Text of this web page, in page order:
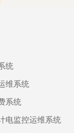
统
维系统
系统
电监控运维系统